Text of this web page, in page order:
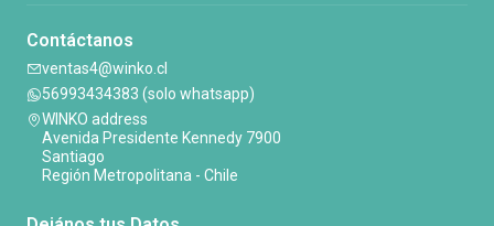
Contáctanos
ventas4@winko.cl
56993434383 (solo whatsapp)
WINKO address
Avenida Presidente Kennedy 7900
Santiago
Región Metropolitana - Chile